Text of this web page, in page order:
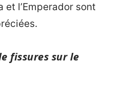
l’Emperador sont
fissures sur le